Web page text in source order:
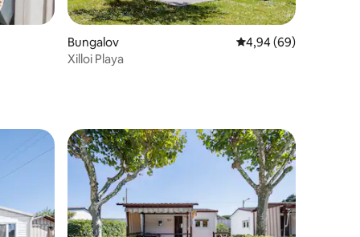
Bungalov Průměrné hodnocení
4,94 (69)
Xilloi Playa